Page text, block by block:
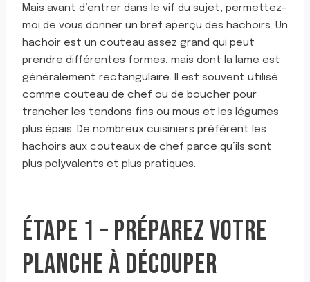
Mais avant d’entrer dans le vif du sujet, permettez-
moi de vous donner un bref aperçu des hachoirs. Un
hachoir est un couteau assez grand qui peut
prendre différentes formes, mais dont la lame est
généralement rectangulaire. Il est souvent utilisé
comme couteau de chef ou de boucher pour
trancher les tendons fins ou mous et les légumes
plus épais. De nombreux cuisiniers préfèrent les
hachoirs aux couteaux de chef parce qu’ils sont
plus polyvalents et plus pratiques.
ÉTAPE 1 – PRÉPAREZ VOTRE
PLANCHE À DÉCOUPER